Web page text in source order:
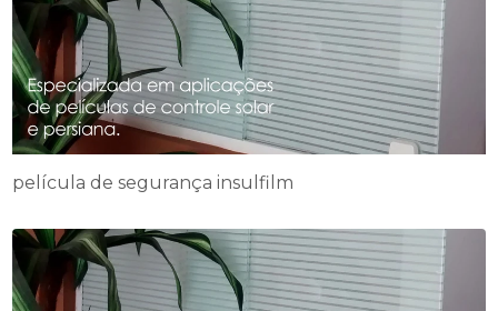
película de segurança insulfilm